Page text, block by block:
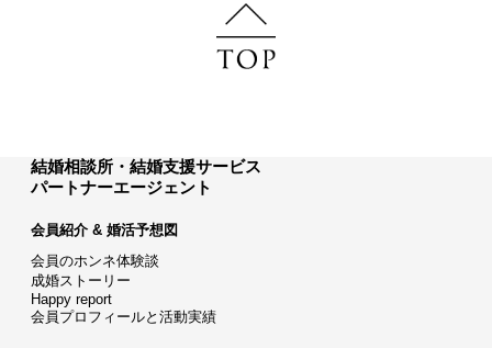
結婚相談所・結婚支援サービス
パートナーエージェント
会員紹介 & 婚活予想図
会員のホンネ体験談
成婚ストーリー
Happy report
会員プロフィールと活動実績